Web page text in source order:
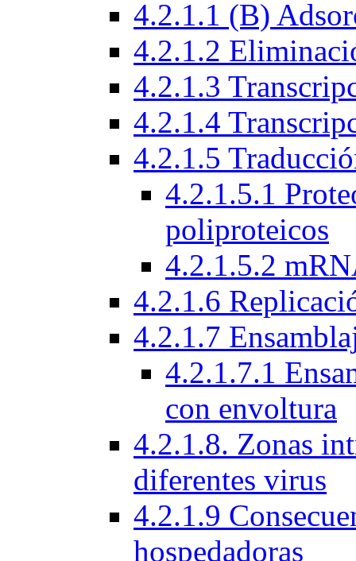
4.2.1.1 (B)
4.2.1.2
4.2.1.3
4.2.1.4
4.2.1.5
4.2.1.5.1
poliproteicos
4.2.1.5.2
4.2.1.6
4.2.1.7
4.2.1.7.1
con envoltura
4.2.1.8. Zonas
diferentes virus
4.2.1.9
hospedadoras